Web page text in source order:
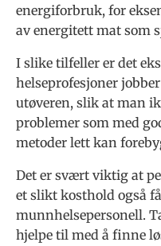
energiforbruk, for
av energitett mat som
I slike tilfeller er det
helseprofesjoner
utøveren, slik at man
problemer som med
metoder lett kan
Det er svært viktig at
et slikt kosthold også
munnhelsepersonell.
hjelpe til med å finne